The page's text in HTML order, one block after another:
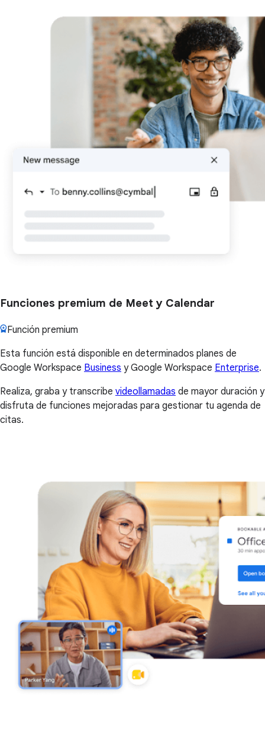
Funciones premium de Meet y Calendar
Función premium
Esta función está disponible en determinados planes de
Google Workspace Business y Google Workspace Enterprise.
Realiza, graba y transcribe videollamadas de mayor duración y
disfruta de funciones mejoradas para gestionar tu agenda de
citas.